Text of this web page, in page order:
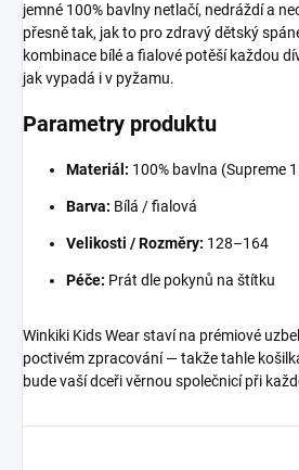
jemné 100% bavlny netlačí, nedráždí a
přesně tak, jak to pro zdravý dětský
kombinace bílé a fialové potěší každou
jak vypadá i v pyžamu.
Parametry produktu
Materiál: 100% bavlna (Supreme
Barva: Bílá / fialová
Velikosti / Rozměry: 128–164
Péče: Prát dle pokynů na štítku
Winkiki Kids Wear staví na prémiové
poctivém zpracování — takže tahle
bude vaší dceři věrnou společnicí při